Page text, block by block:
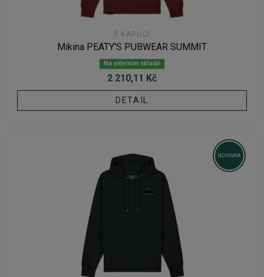
S KAPUCÍ
Mikina PEATY'S PUBWEAR SUMMIT
Na externím skladě
2 210,11 Kč
DETAIL
NOVINKA